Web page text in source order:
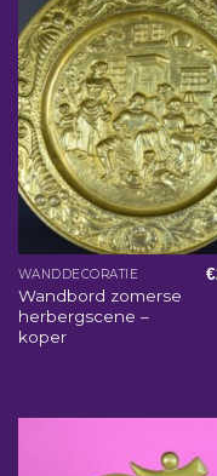
WANDDECORATIE
Wandbord zomerse
herbergscene –
koper
€